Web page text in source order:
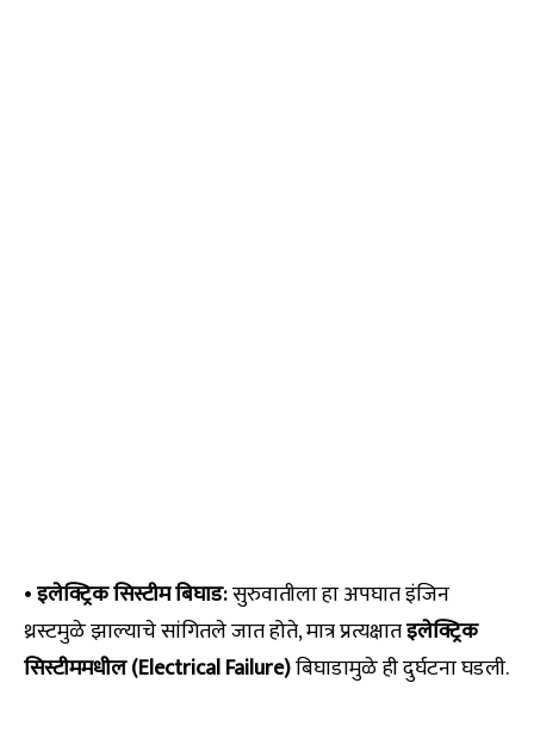
•इलेक्ट्रिक सिस्टीम बिघाड:सुरुवातीला हा अपघात इंजिन
थ्रस्टमुळे झाल्याचे सांगितले जात होते, मात्र प्रत्यक्षातइलेक्ट्रिक
सिस्टीममधील (Electrical Failure)बिघाडामुळे ही दुर्घटना घडली.